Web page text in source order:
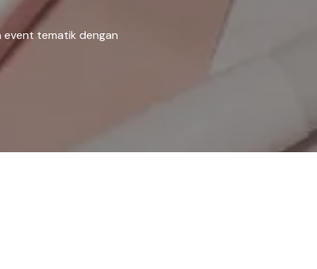
event tematik dengan